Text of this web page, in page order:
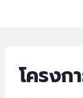
โครงก